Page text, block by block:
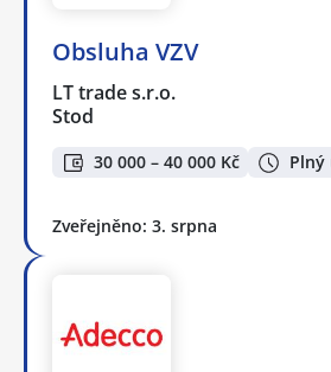
Obsluha VZV
LT trade s.r.o.
Stod
30 000 – 40 000 Kč Plný
Zveřejněno: 3. srpna